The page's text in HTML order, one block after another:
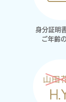
身分証明
ご年齢